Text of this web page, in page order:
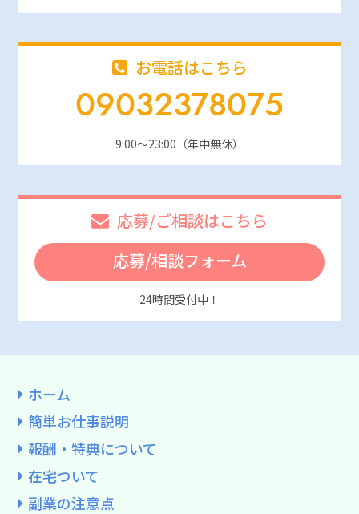
お電話はこちら
09032378075
9:00～23:00（年中無休）
応募/ご相談はこちら
応募/相談フォーム
24時間受付中！
ホーム
簡単お仕事説明
報酬・特典について
在宅ついて
副業の注意点